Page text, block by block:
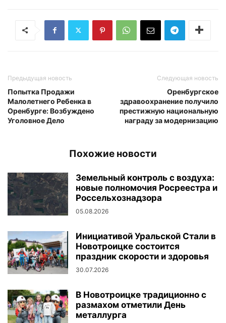
Предыдущая новость
Попытка Продажи
Малолетнего Ребенка в
Оренбурге: Возбуждено
Уголовное Дело
Следующая новость
Оренбургское
здравоохранение получило
престижную национальную
награду за модернизацию
Похожие новости
Земельный контроль с воздуха:
новые полномочия Росреестра и
Россельхознадзора
05.08.2026
Инициативой Уральской Стали в
Новотроицке состоится
праздник скорости и здоровья
30.07.2026
В Новотроицке традиционно с
размахом отметили День
металлурга